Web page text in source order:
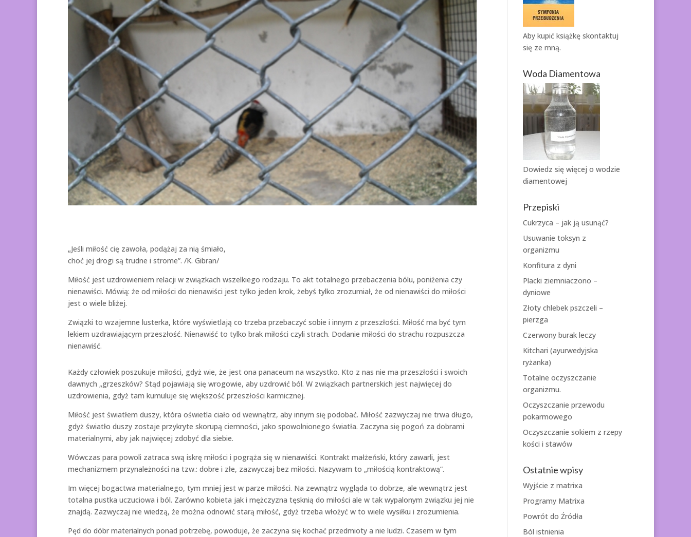
„Jeśli miłość cię zawoła, podążaj za nią śmiało,
choć jej drogi są trudne i strome”. /K. Gibran/
Miłość jest uzdrowieniem relacji w związkach wszelkiego rodzaju. To akt totalnego przebaczenia bólu, poniżenia czy
nienawiści. Mówią: że od miłości do nienawiści jest tylko jeden krok, żebyś tylko zrozumiał, że od nienawiści do miłości
jest o wiele bliżej.
Związki to wzajemne lusterka, które wyświetlają co trzeba przebaczyć sobie i innym z przeszłości. Miłość ma być tym
lekiem uzdrawiającym przeszłość. Nienawiść to tylko brak miłości czyli strach. Dodanie miłości do strachu rozpuszcza
nienawiść.
Każdy człowiek poszukuje miłości, gdyż wie, że jest ona panaceum na wszystko. Kto z nas nie ma przeszłości i swoich
dawnych „grzeszków? Stąd pojawiają się wrogowie, aby uzdrowić ból. W związkach partnerskich jest najwięcej do
uzdrowienia, gdyż tam kumuluje się większość przeszłości karmicznej.
Miłość jest światłem duszy, która oświetla ciało od wewnątrz, aby innym się podobać. Miłość zazwyczaj nie trwa długo,
gdyż światło duszy zostaje przykryte skorupą ciemności, jako spowolnionego światła. Zaczyna się pogoń za dobrami
materialnymi, aby jak najwięcej zdobyć dla siebie.
Wówczas para powoli zatraca swą iskrę miłości i pogrąża się w nienawiści. Kontrakt małżeński, który zawarli, jest
mechanizmem przynależności na tzw.: dobre i złe, zazwyczaj bez miłości. Nazywam to „miłością kontraktową”.
Im więcej bogactwa materialnego, tym mniej jest w parze miłości. Na zewnątrz wygląda to dobrze, ale wewnątrz jest
totalna pustka uczuciowa i ból. Zarówno kobieta jak i mężczyzna tęsknią do miłości ale w tak wypalonym związku jej nie
znajdą. Zazwyczaj nie wiedzą, że można odnowić starą miłość, gdyż trzeba włożyć w to wiele wysiłku i zrozumienia.
Pęd do dóbr materialnych ponad potrzebę, powoduje, że zaczyna się kochać przedmioty a nie ludzi. Czasem w tym
Aby kupić książkę skontaktuj
się ze mną.
Woda Diamentowa
Dowiedz się więcej o wodzie
diamentowej
Przepiski
Cukrzyca – jak ją usunąć?
Usuwanie toksyn z
organizmu
Konfitura z dyni
Placki ziemniaczono –
dyniowe
Złoty chlebek pszczeli –
pierzga
Czerwony burak leczy
Kitchari (ayurwedyjska
ryżanka)
Totalne oczyszczanie
organizmu.
Oczyszczanie przewodu
pokarmowego
Oczyszczanie sokiem z rzepy
kości i stawów
Ostatnie wpisy
Wyjście z matrixa
Programy Matrixa
Powrót do Źródła
Ból istnienia